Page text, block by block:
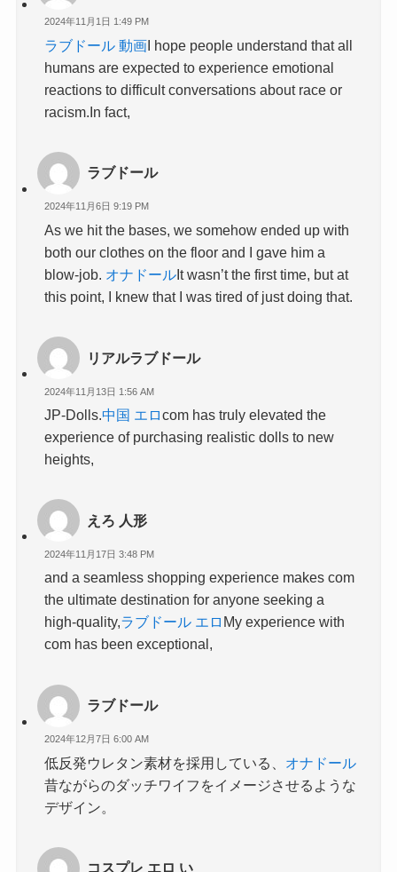
2024年11月1日 1:49 PM
ラブドール 動画I hope people understand that all
humans are expected to experience emotional
reactions to difficult conversations about race or
racism.In fact,
ラブドール
2024年11月6日 9:19 PM
As we hit the bases, we somehow ended up with
both our clothes on the floor and I gave him a
blow-job. オナドールIt wasn’t the first time, but at
this point, I knew that I was tired of just doing that.
リアルラブドール
2024年11月13日 1:56 AM
JP-Dolls.中国 エロcom has truly elevated the
experience of purchasing realistic dolls to new
heights,
えろ 人形
2024年11月17日 3:48 PM
and a seamless shopping experience makes com
the ultimate destination for anyone seeking a
high-quality,ラブドール エロ My experience with
com has been exceptional,
ラブドール
2024年12月7日 6:00 AM
低反発ウレタン素材を採用している、 オナドール
昔ながらのダッチワイフをイメージさせるような
デザイン。
コスプレ エロ い